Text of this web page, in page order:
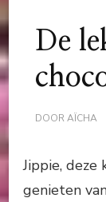
De
DOORAÏCHA
Jippie,
genieten